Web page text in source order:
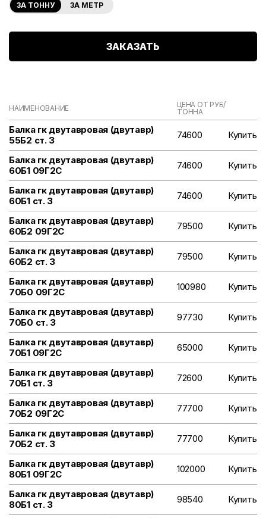
ЗА ТОННУ ЗА МЕТР
ЗАКАЗАТЬ
НАИМЕНОВАНИЕ
ЦЕНА ОТ РУБ/
ТОННА
Балка гк двутавровая (двутавр)
55Б2 ст. 3
74600 Купить
Балка гк двутавровая (двутавр)
60Б1 09Г2С
74600 Купить
Балка гк двутавровая (двутавр)
60Б1 ст. 3
74600 Купить
Балка гк двутавровая (двутавр)
60Б2 09Г2С
79500 Купить
Балка гк двутавровая (двутавр)
60Б2 ст. 3
79500 Купить
Балка гк двутавровая (двутавр)
70Б0 09Г2С
100980 Купить
Балка гк двутавровая (двутавр)
70Б0 ст. 3
97730 Купить
Балка гк двутавровая (двутавр)
70Б1 09Г2С
65000 Купить
Балка гк двутавровая (двутавр)
70Б1 ст. 3
72600 Купить
Балка гк двутавровая (двутавр)
70Б2 09Г2С
77700 Купить
Балка гк двутавровая (двутавр)
70Б2 ст. 3
77700 Купить
Балка гк двутавровая (двутавр)
80Б1 09Г2С
102000 Купить
Балка гк двутавровая (двутавр)
80Б1 ст. 3
98540 Купить